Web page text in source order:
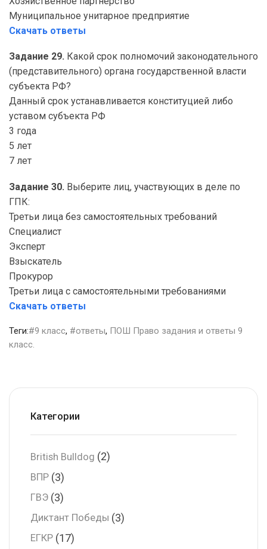
Муниципальное унитарное предприятие
Скачать ответы
Задание 29. Какой срок полномочий законодательного
(представительного) органа государственной власти
субъекта РФ?
Данный срок устанавливается конституцией либо
уставом субъекта РФ
3 года
5 лет
7 лет
Задание 30. Выберите лиц, участвующих в деле по
ГПК:
Третьи лица без самостоятельных требований
Специалист
Эксперт
Взыскатель
Прокурор
Третьи лица с самостоятельными требованиями
Скачать ответы
Теги:#9 класс, #ответы, ПОШ Право задания и ответы 9
класс.
Категории
British Bulldog (2)
ВПР (3)
ГВЭ (3)
Диктант Победы (3)
ЕГКР (17)